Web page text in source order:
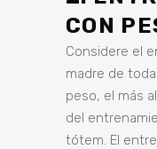
CON
Considere el
madre de
peso, el más
del
tótem. El